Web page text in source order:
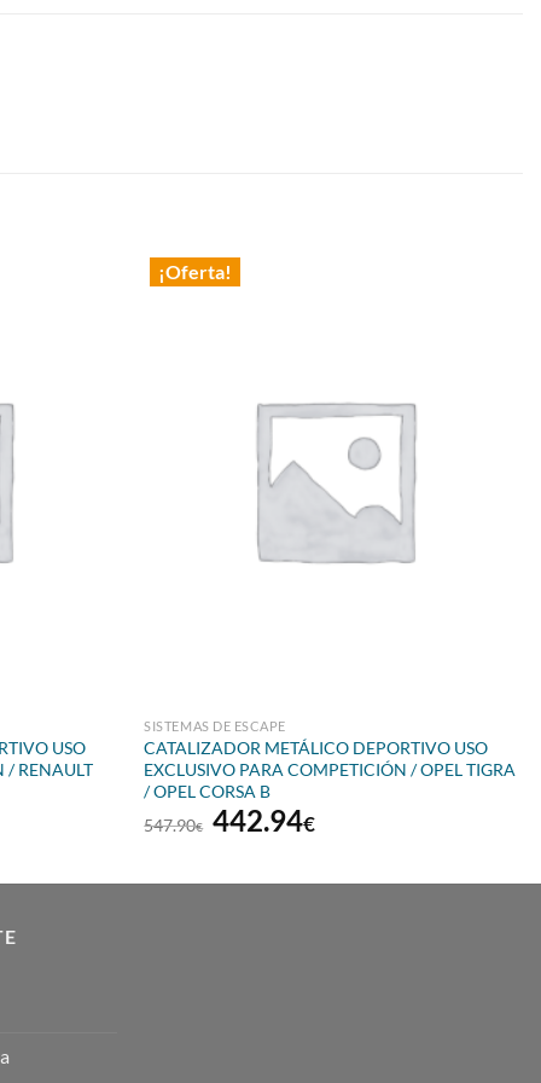
USO
/ RENAULT
¡Oferta!
SISTEMAS DE ESCAPE
CATALIZADOR METÁLICO DEPORTIVO USO
EXCLUSIVO PARA COMPETICIÓN / OPEL TIGRA
/ OPEL CORSA B
547.90€
El
original
442.94€El
actual